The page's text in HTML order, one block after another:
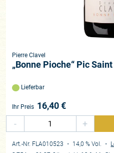
Pierre Clavel
„Bonne Pioche“ Pic
Lieferbar
Ihr Preis 16,40€
-
+
Art.-Nr. FLA010523 ・ 14,0 % Vol. ・